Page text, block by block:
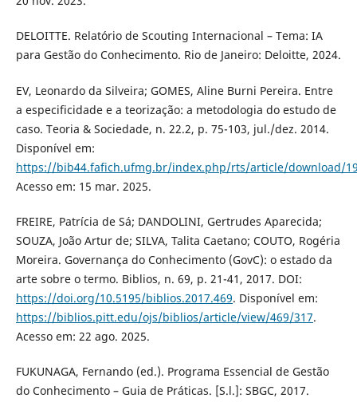
DELOITTE. Relatório de Scouting Internacional – Tema: IA
para Gestão do Conhecimento. Rio de Janeiro: Deloitte, 2024.
EV, Leonardo da Silveira; GOMES, Aline Burni Pereira. Entre
a especificidade e a teorização: a metodologia do estudo de
caso. Teoria & Sociedade, n. 22.2, p. 75-103, jul./dez. 2014.
Disponível em:
https://bib44.fafich.ufmg.br/index.php/rts/article/download/
Acesso em: 15 mar. 2025.
FREIRE, Patrícia de Sá; DANDOLINI, Gertrudes Aparecida;
SOUZA, João Artur de; SILVA, Talita Caetano; COUTO, Rogéria
Moreira. Governança do Conhecimento (GovC): o estado da
arte sobre o termo. Biblios, n. 69, p. 21-41, 2017. DOI:
https://doi.org/10.5195/biblios.2017.469. Disponível em:
https://biblios.pitt.edu/ojs/biblios/article/view/469/317.
Acesso em: 22 ago. 2025.
FUKUNAGA, Fernando (ed.). Programa Essencial de Gestão
do Conhecimento – Guia de Práticas. [S.l.]: SBGC, 2017.